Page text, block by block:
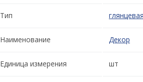
Тип глянцевая
Наименование Декор
Единица измерения шт